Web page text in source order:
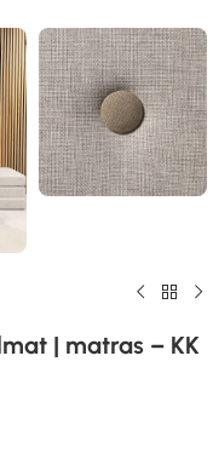
| matras – KK